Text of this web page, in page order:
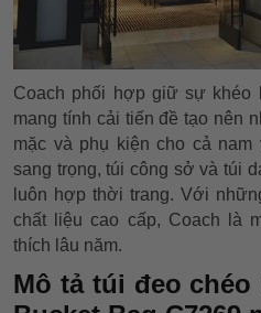
Coach phối hợp giữ sự khéo
mang tính cải tiến đề tạo nên
mặc và phụ kiện cho cả
sang trọng, túi công sở và túi
luôn hợp thời trang. Với
chất liệu cao cấp, Coach là
thích lâu năm.
Mô tả túi đeo chéo